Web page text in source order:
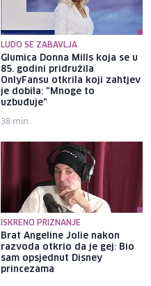
LUDO SE ZABAVLJA
Glumica Donna Mills koja se u
85. godini pridružila
OnlyFansu otkrila koji zahtjev
je dobila: "Mnoge to
uzbuđuje"
38 min
ISKRENO PRIZNANJE
Brat Angeline Jolie nakon
razvoda otkrio da je gej: Bio
sam opsjednut Disney
princezama